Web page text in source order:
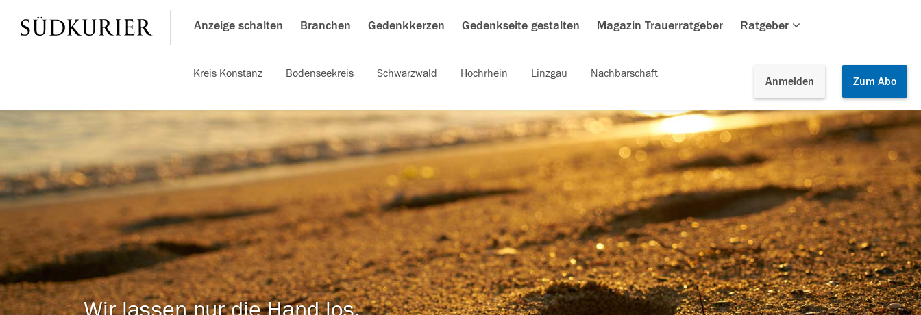
Anzeige schalten Branchen Gedenkkerzen Gedenkseite gestalten Magazin Trauerratgeber Ratgeber
Anmelden Zum Abo
Kreis Konstanz Bodenseekreis Schwarzwald Hochrhein Linzgau Nachbarschaft